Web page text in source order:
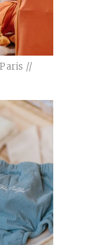
//